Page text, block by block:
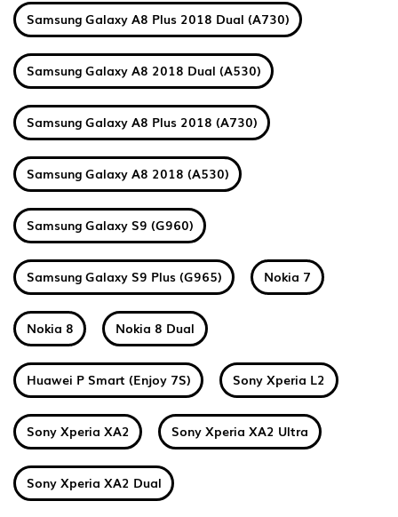
Samsung Galaxy A8 Plus 2018 Dual (A730)
Samsung Galaxy A8 2018 Dual (A530)
Samsung Galaxy A8 Plus 2018 (A730)
Samsung Galaxy A8 2018 (A530)
Samsung Galaxy S9 (G960)
Samsung Galaxy S9 Plus (G965) Nokia 7
Nokia 8 Nokia 8 Dual
Huawei P Smart (Enjoy 7S) Sony Xperia L2
Sony Xperia XA2 Sony Xperia XA2 Ultra
Sony Xperia XA2 Dual